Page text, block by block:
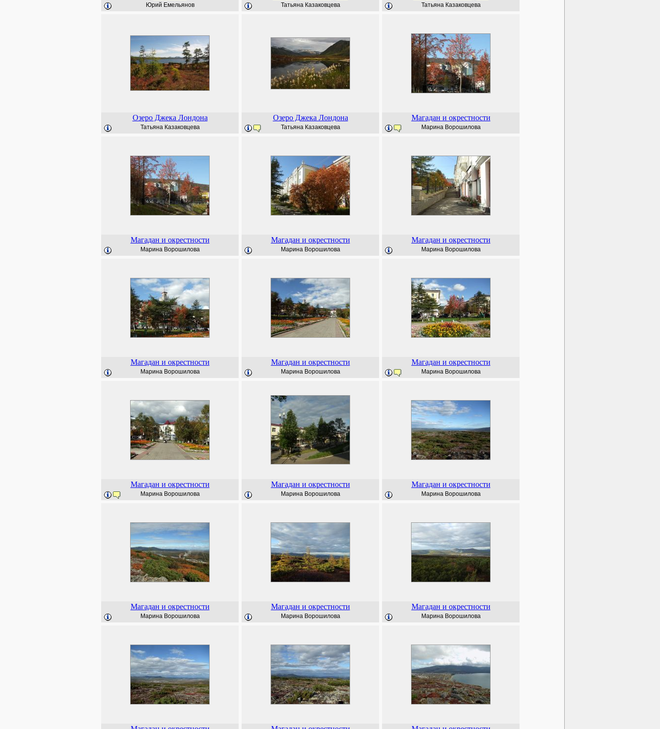
Юрий Емельянов Татьяна Казаковцева Татьяна Казаковцева
Озеро Джека Лондона
Татьяна Казаковцева
Озеро Джека Лондона
Татьяна Казаковцева
Магадан и окрестности
Марина Ворошилова
Магадан и окрестности
Марина Ворошилова
Магадан и окрестности
Марина Ворошилова
Магадан и окрестности
Марина Ворошилова
Магадан и окрестности
Марина Ворошилова
Магадан и окрестности
Марина Ворошилова
Магадан и окрестности
Марина Ворошилова
Магадан и окрестности
Марина Ворошилова
Магадан и окрестности
Марина Ворошилова
Магадан и окрестности
Марина Ворошилова
Магадан и окрестности
Марина Ворошилова
Магадан и окрестности
Марина Ворошилова
Магадан и окрестности
Марина Ворошилова